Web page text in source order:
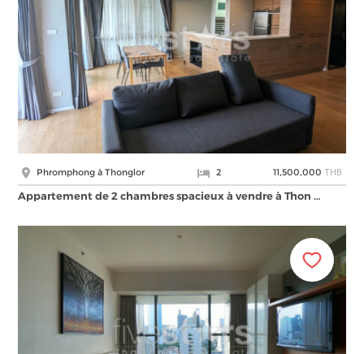
Phromphong à Thonglor 2 11,500,000 THB
Appartement de 2 chambres spacieux à vendre à Thon …